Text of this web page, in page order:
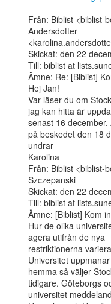
Från: Biblist <biblist-
Andersdotter
Skickat: den 22
Till: biblist at
Ämne: Re: [Biblist]
Hej Jan!
Var läser du om
jag kan hitta är
senast 16
på beskedet den 18
undrar
Karolina
Från: Biblist <biblist-
Szczepanski
Skickat: den 22
Till: biblist at
Ämne: [Biblist] Kom
Hur de olika
agera utifrån de nya
restriktionerna
Universitet
hemma så väljer
tidigare. Göteborgs
universitet